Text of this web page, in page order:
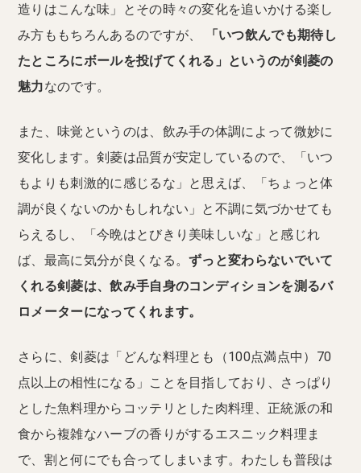
造りはこんな味」とその時々の変化を追いかける楽し
み方ももちろんあるのですが、
「いつ飲んでも期待し
たところにボールを投げてくれる」というのが剣菱の
魅力なのです。
また、味覚というのは、飲み手の体調によって微妙に
変化します。剣菱は品質が安定しているので、「いつ
もよりも刺激的に感じるな」と思えば、「ちょっと体
調が良くないのかもしれない」と不調に気づかせても
らえるし、「今晩はとびきり美味しいな」と感じれ
ば、最高に気分が良くなる。ずっと変わらないでいて
くれる剣菱は、飲み手自身のコンディションを測るバ
ロメーターになってくれます。
さらに、剣菱は「どんな料理とも（100点満点中）70
点以上の相性になる」ことを目指しており、さっぱり
とした魚料理からコッテリとした肉料理、正統派の和
食から複雑なハーブの香りがするエスニック料理ま
で、割と何にでも合ってしまいます。わたしも普段は